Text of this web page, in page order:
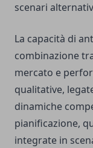
scenari
La capacità di
combinazione
mercato e
qualitative,
dinamiche
pianificazione,
integrate in